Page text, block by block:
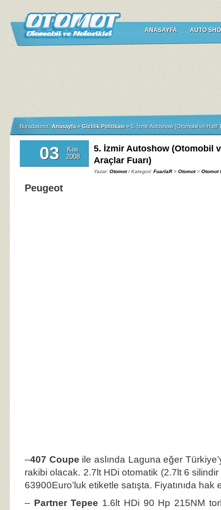
ANASAYFA AUTO
Buradasınız: Anasayfa » Gizlilik Politikası » 5. İzmir Autoshow (Otomobil ve Hafif
03
Kas
2008
5. İzmir Autoshow (Otomobil
Araçlar Fuarı)
Yazar: Otomot/ Kategori: FuarlaR > Otomot> Otomot
Peugeot
–407 Coupe ile aslında Laguna eğer
rakibi olacak. 2.7lt HDi otomatik (2.7lt 6
63900Euro’luk etiketle satışta. Fiyatınıda hak
– Partner Tepee 1.6lt HDi 90 Hp 215NM